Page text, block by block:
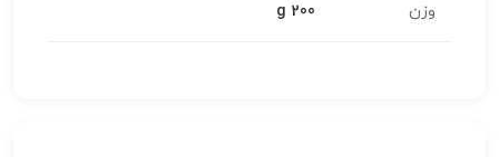
وزن 200 g